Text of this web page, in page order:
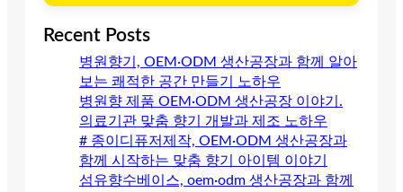
Recent Posts
병원향기, OEM·ODM 생산공장과 함께 알아
보는 쾌적한 공간 만들기 노하우
병원향 제품 OEM·ODM 생산공장 이야기.
의료기관 맞춤 향기 개발과 제조 노하우
# 종이디퓨저제작, OEM·ODM 생산공장과
함께 시작하는 맞춤 향기 아이템 이야기
섬유향수베이스, oem·odm 생산공장과 함께